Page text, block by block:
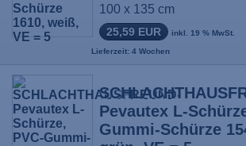
100 x 135 cm
25,59 EUR inkl. 19 % MwSt.
Lieferzeit: 4 Wochen
Pevautex L-
Gummi-Schürze